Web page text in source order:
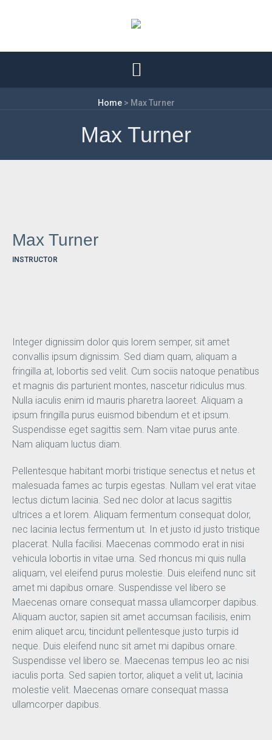
Home > Max Turner
Max Turner
Max Turner
INSTRUCTOR
Integer dignissim dolor quis lorem semper, sit amet
convallis ipsum dignissim. Sed diam quam, aliquam a
fringilla at, lobortis sed velit. Cum sociis natoque penatibus
et magnis dis parturient montes, nascetur ridiculus mus.
Nulla iaculis enim id mauris pharetra laoreet. Aliquam a
ipsum fringilla purus euismod bibendum et et ipsum.
Suspendisse eget sagittis sem. Nam vitae purus ante.
Nam aliquam luctus diam.
Pellentesque habitant morbi tristique senectus et netus et
malesuada fames ac turpis egestas. Nullam vel erat vitae
lectus dictum lacinia. Sed nec dolor at lacus sagittis
ultrices a et lorem. Aliquam fermentum consequat dolor,
nec lacinia lectus fermentum ut. In et justo id justo tristique
placerat. Nulla facilisi. Maecenas commodo erat in nisi
vehicula lobortis in vitae urna. Sed rhoncus mi quis nulla
aliquam, vel eleifend purus molestie. Duis eleifend nunc sit
amet mi dapibus ornare. Suspendisse vel libero se
Maecenas ornare consequat massa ullamcorper dapibus.
Aliquam auctor, sapien sit amet accumsan facilisis, enim
enim aliquet arcu, tincidunt pellentesque justo turpis id
neque. Duis eleifend nunc sit amet mi dapibus ornare.
Suspendisse vel libero se. Maecenas tempus leo ac nisi
iaculis porta. Sed sapien tortor, aliquet a velit ut, lacinia
molestie velit. Maecenas ornare consequat massa
ullamcorper dapibus.